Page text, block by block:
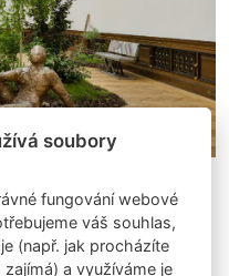
Rudolfinum
soubory
fungování webové
váš souhlas,
(např. jak procházíte
a využíváme je